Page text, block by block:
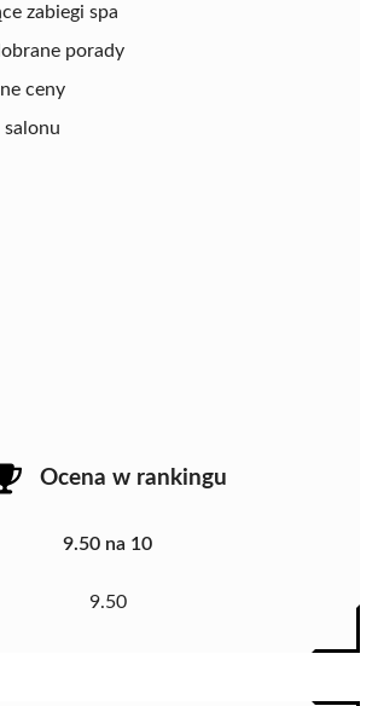
zabiegi spa
porady
ceny
salonu
Ocena w rankingu
9.50 na 10
9.50